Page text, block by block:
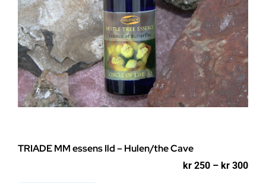
TRIADE MM essens Ild – Hulen/the Cave
kr 250 – kr 300